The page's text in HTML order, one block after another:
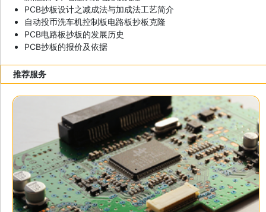
PCB抄板设计之减成法与加成法工艺简介
自动投币洗车机控制板电路板抄板克隆
PCB电路板抄板的发展历史
PCB抄板的报价及依据
推荐服务